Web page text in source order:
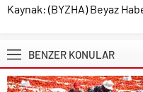
Kaynak: (BYZHA) Beyaz
BENZER KONULAR